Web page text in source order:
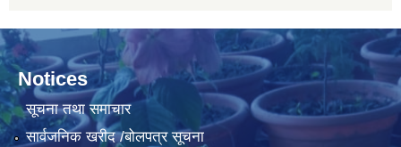
Notices
सूचना तथा समाचार
सार्वजनिक खरीद /बोलपत्र सूचना